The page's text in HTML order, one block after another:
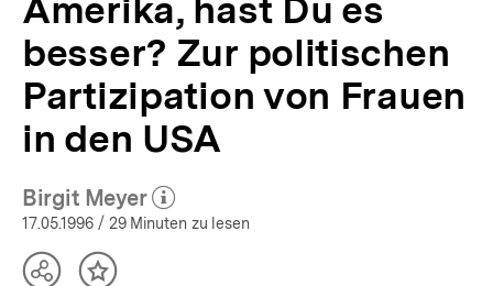
bpb.de
Amerika, hast Du es
besser? Zur politischen
Partizipation von Frauen
in den USA
Birgit Meyer
(Mehr zum Autor)
öffnen
17.05.1996 / 29 Minuten zu lesen
TeilenInhalt